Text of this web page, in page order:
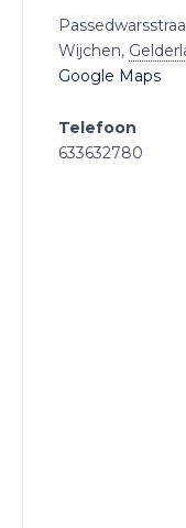
Wijchen,
Google Maps
Telefoon
633632780